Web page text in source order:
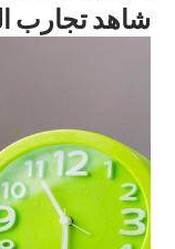
شاهد تجارب